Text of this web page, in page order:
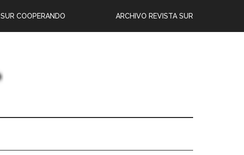
ARCHIVO REVISTA SUR
SUR COOPERANDO